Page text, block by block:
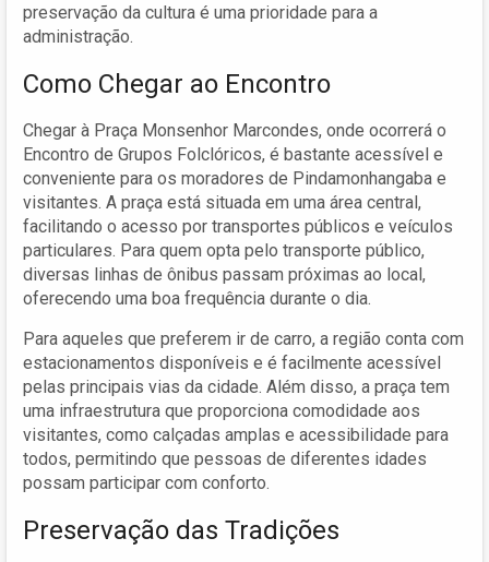
preservação da cultura é uma prioridade para a
administração.
Como Chegar ao Encontro
Chegar à Praça Monsenhor Marcondes, onde ocorrerá o
Encontro de Grupos Folclóricos, é bastante acessível e
conveniente para os moradores de Pindamonhangaba e
visitantes. A praça está situada em uma área central,
facilitando o acesso por transportes públicos e veículos
particulares. Para quem opta pelo transporte público,
diversas linhas de ônibus passam próximas ao local,
oferecendo uma boa frequência durante o dia.
Para aqueles que preferem ir de carro, a região conta com
estacionamentos disponíveis e é facilmente acessível
pelas principais vias da cidade. Além disso, a praça tem
uma infraestrutura que proporciona comodidade aos
visitantes, como calçadas amplas e acessibilidade para
todos, permitindo que pessoas de diferentes idades
possam participar com conforto.
Preservação das Tradições